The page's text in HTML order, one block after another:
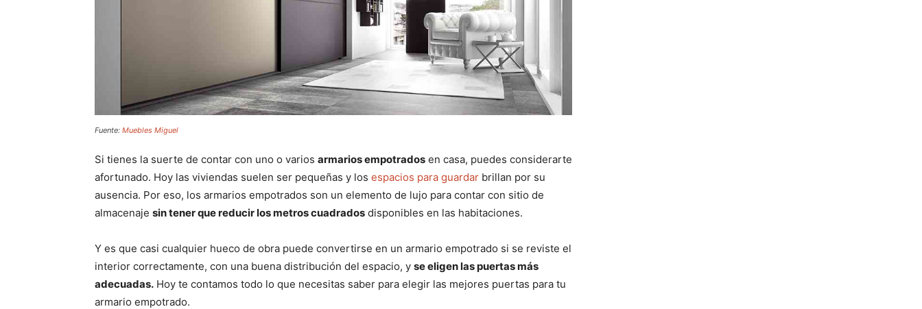
Fuente: Muebles Miguel
Si tienes la suerte de contar con uno o varios armarios empotrados en casa, puedes considerarte
afortunado. Hoy las viviendas suelen ser pequeñas y los espacios para guardar brillan por su
ausencia. Por eso, los armarios empotrados son un elemento de lujo para contar con sitio de
almacenaje sin tener que reducir los metros cuadrados disponibles en las habitaciones.
Y es que casi cualquier hueco de obra puede convertirse en un armario empotrado si se reviste el
interior correctamente, con una buena distribución del espacio, y se eligen las puertas más
adecuadas. Hoy te contamos todo lo que necesitas saber para elegir las mejores puertas para tu
armario empotrado.